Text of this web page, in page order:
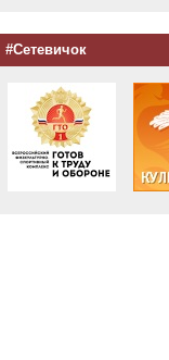
#Сетевичок